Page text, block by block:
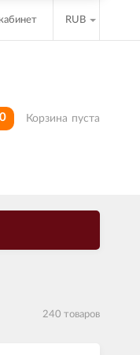
RUB
0 Корзина пуста
240 товаров